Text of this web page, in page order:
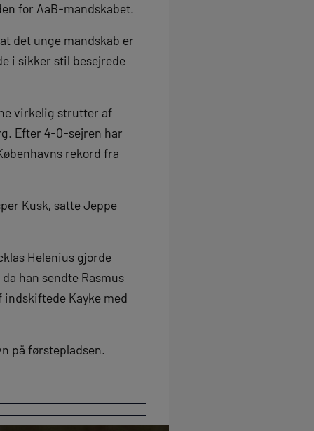
for AaB-mandskabet.
det unge mandskab er
i sikker stil besejrede
virkelig strutter af
Efter 4-0-sejren har
rekord fra
Kusk, satte Jeppe
Helenius gjorde
han sendte Rasmus
Kayke med
på førstepladsen.